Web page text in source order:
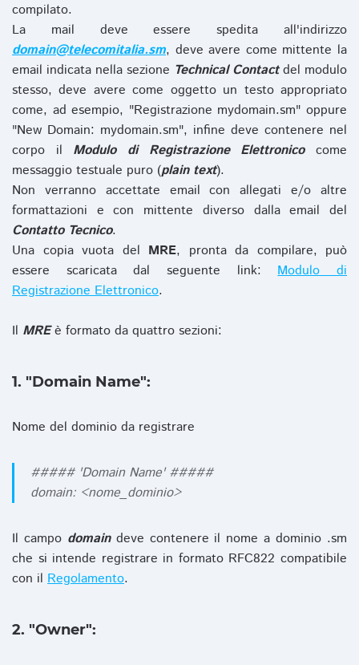
compilato.
La mail deve essere spedita all'indirizzo
domain@telecomitalia.sm, deve avere come mittente la
email indicata nella sezione Technical Contactdel modulo
stesso, deve avere come oggetto un testo appropriato
come, ad esempio, "Registrazione mydomain.sm" oppure
"New Domain: mydomain.sm", infine deve contenere nel
corpo il Modulo di Registrazione Elettronicocome
messaggio testuale puro (plain text).
Non verranno accettate email con allegati e/o altre
formattazioni e con mittente diverso dalla email del
Contatto Tecnico.
Una copia vuota del MRE, pronta da compilare, può
essere scaricata dal seguente link:Modulo di
Registrazione Elettronico.
Il MREè formato da quattro sezioni:
1. "Domain Name":
Nome del dominio da registrare
##### 'Domain Name' #####
domain: <nome_dominio>
Il campo domaindeve contenere il nome a dominio .sm
che si intende registrare in formato RFC822 compatibile
con il Regolamento.
2. "Owner":